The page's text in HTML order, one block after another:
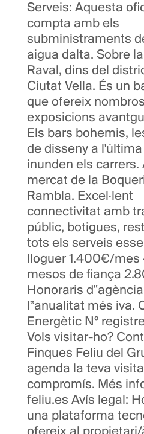
Serveis: Aquesta
compta amb els
subministraments
aigua dalta. Sobre
Raval, dins del
Ciutat Vella. És un
que ofereix
exposicions
Els bars bohemis,
de disseny a l'última
inunden els carrers.
mercat de la
Rambla. Excel·lent
connectivitat amb
públic, botigues,
tots els serveis
lloguer 1.400€/mes
mesos de fiança
Honoraris
l‟anualitat més iva.
Energètic Nº
Vols visitar-ho?
Finques Feliu del
agenda la teva
compromís. Més
feliu.es Avís legal:
una plataforma